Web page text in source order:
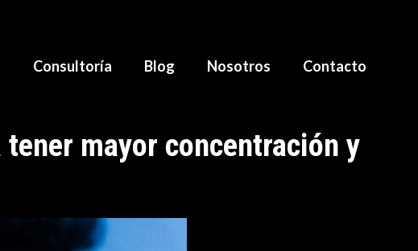
Consultoría Blog Nosotros Contacto
mayor concentración y